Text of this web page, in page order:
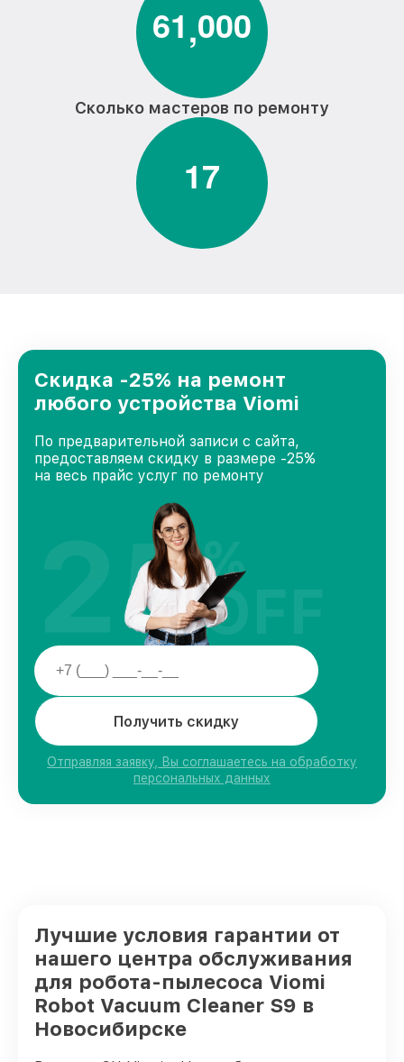
61,000
Сколько мастеров по ремонту
17
Скидка -25% на ремонт
любого устройства Viomi
По предварительной записи с сайта,
предоставляем скидку в размере -25%
на весь прайс услуг по ремонту
Получить скидку
Отправляя заявку, Вы соглашаетесь на обработку
персональных данных
25%
OFF
Лучшие условия гарантии от
нашего центра обслуживания
для робота-пылесоса Viomi
Robot Vacuum Cleaner S9 в
Новосибирске